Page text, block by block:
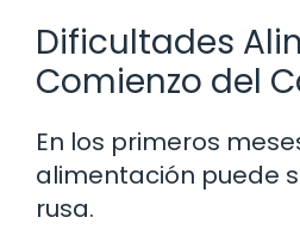
Dificultades
Comienzo del
En los primeros
alimentación puede
rusa.